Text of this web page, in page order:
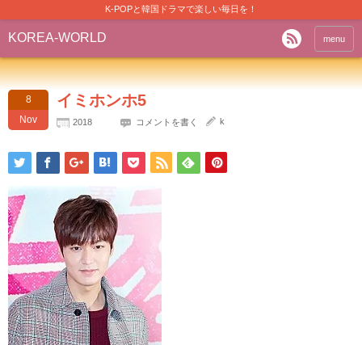
K-POPと韓国ドラマで楽しい毎日を！
KOREA-WORLD menu
8
Nov
イミホンホ5
2018 コメントを書く k